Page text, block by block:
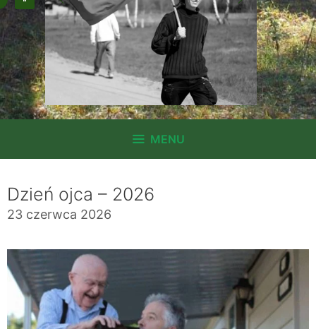
MENU
Dzień ojca – 2026
23 czerwca 2026